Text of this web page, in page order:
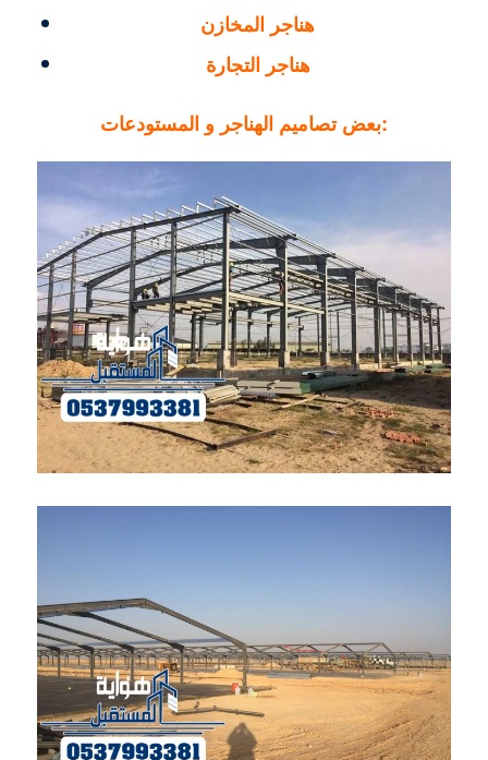
هناجر المخازن
هناجر التجارة
بعض تصاميم الهناجر و المستودعات: